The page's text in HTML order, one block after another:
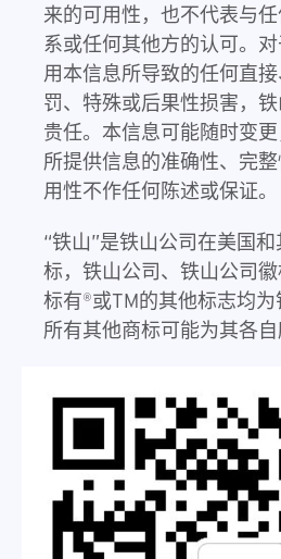
来的可用性，也不代表与
系或任何其他方的认可。
用本信息所导致的任何直
罚、特殊或后果性损害，
贵任。本信息可能随时变
所提供信息的准确性、完
用性不作任何陈述或保证。
“铁山”是铁山公司在美国
标，铁山公司、铁山公司
标有®或TM的其他标志均为
所有其他商标可能为其各自